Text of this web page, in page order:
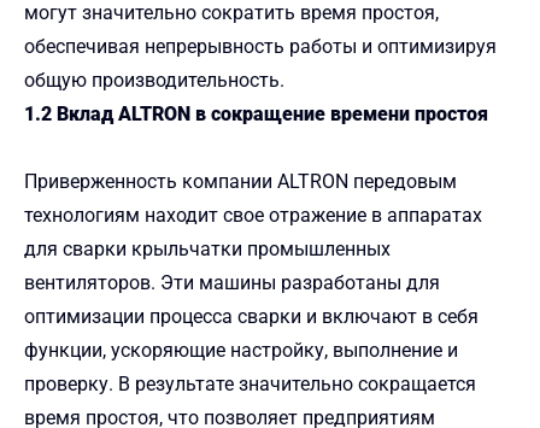
могут значительно сократить время простоя,
обеспечивая непрерывность работы и оптимизируя
общую производительность.
1.2 Вклад ALTRON в сокращение времени простоя
Приверженность компании ALTRON передовым
технологиям находит свое отражение в аппаратах
для сварки крыльчатки промышленных
вентиляторов. Эти машины разработаны для
оптимизации процесса сварки и включают в себя
функции, ускоряющие настройку, выполнение и
проверку. В результате значительно сокращается
время простоя, что позволяет предприятиям